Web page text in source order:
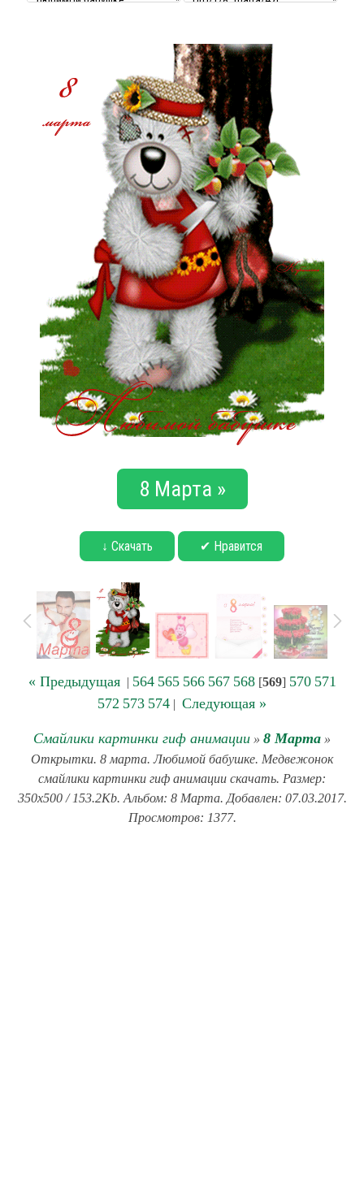
8 Марта »
↓ Скачать ✔ Нравится
« Предыдущая| 564 565 566 567 568[569] 570 571
572 573 574 | Следующая »
Смайлики картинки гиф анимации » 8 Марта »
Открытки. 8 марта. Любимой бабушке. Медвежонок
смайлики картинки гиф анимации скачать. Размер:
350x500 / 153.2Kb. Альбом: 8 Марта. Добавлен: 07.03.2017.
Просмотров: 1377.